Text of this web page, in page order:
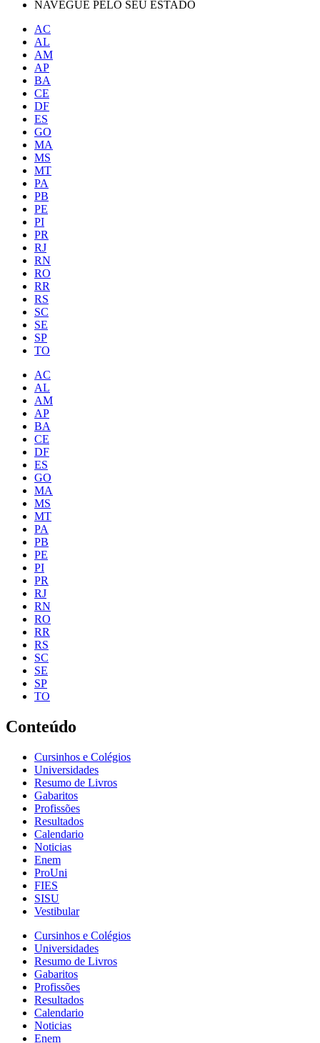
NAVEGUE PELO SEU ESTADO
AC
AL
AM
AP
BA
CE
DF
ES
GO
MA
MS
MT
PA
PB
PE
PI
PR
RJ
RN
RO
RR
RS
SC
SE
SP
TO
AC
AL
AM
AP
BA
CE
DF
ES
GO
MA
MS
MT
PA
PB
PE
PI
PR
RJ
RN
RO
RR
RS
SC
SE
SP
TO
Conteúdo
Cursinhos e Colégios
Universidades
Resumo de Livros
Gabaritos
Profissões
Resultados
Calendario
Noticias
Enem
ProUni
FIES
SISU
Vestibular
Cursinhos e Colégios
Universidades
Resumo de Livros
Gabaritos
Profissões
Resultados
Calendario
Noticias
Enem